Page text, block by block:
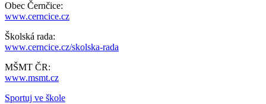
Obec Černčice:
www.cerncice.cz
Školská rada:
www.cerncice.cz/skolska-rada
MŠMT ČR:
www.msmt.cz
Sportuj ve škole